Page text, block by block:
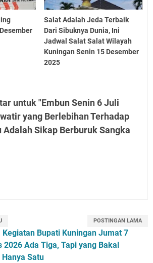
Salat Adalah Jeda Terbaik
Dari Sibuknya Dunia, Ini
Jadwal Salat Salat Wilayah
Kuningan Senin 15 Desember
2025
untuk "Embun Senin 6 Juli
yang Berlebihan Terhadap
Adalah Sikap Berburuk Sangka
POSTINGAN LAMA
Kegiatan Bupati Kuningan Jumat 7
2026 Ada Tiga, Tapi yang Bakal
Satu